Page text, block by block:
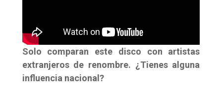
Solo comparan este disco con artistas
extranjeros de renombre. ¿Tienes alguna
influencia nacional?